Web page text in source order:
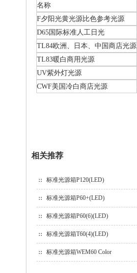
名称
F夕阳光黄光源比色参考光源
D65国际标准人工日光
TL84欧洲、日本、中国商店光源
TL83暖白商用光源
UV紫外灯光源
CWF美国冷白商店光源
相关推荐
标准光源箱P120(LED)
标准光源箱P60+(LED)
标准光源箱P60(6)(LED)
标准光源箱T60(4)(LED)
标准光源箱WEM60 Color